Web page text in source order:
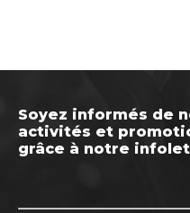
Soyez informés de
activités et
grâce à notre